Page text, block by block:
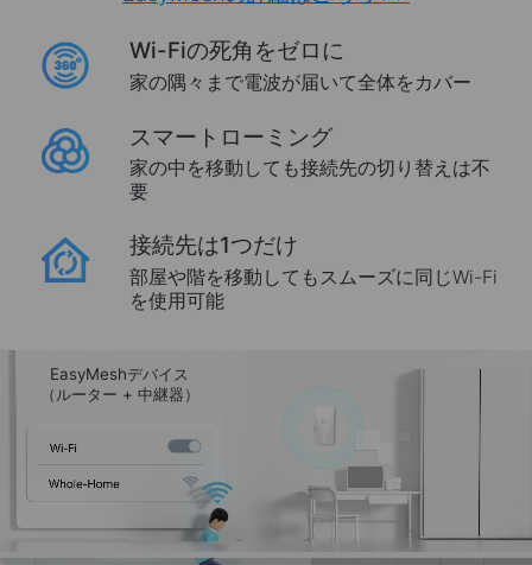
Wi-Fiの死角をゼロに
家の隅々まで電波が届いて全体をカバー
スマートローミング
家の中を移動しても接続先の切り替えは不
要
接続先は1つだけ
部屋や階を移動してもスムーズに同じWi-Fi
を使用可能
EasyMeshデバイス
（ルーター + 中継器）